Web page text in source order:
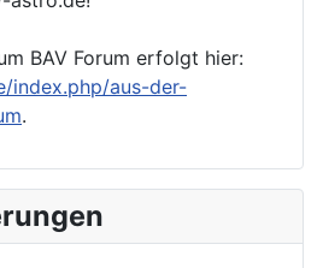
BAV Forum erfolgt hier:
index.php/aus-der-
.